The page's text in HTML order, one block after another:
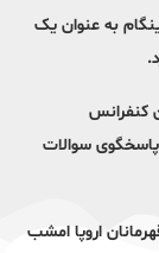
به عنوان یک
کنفرانس
پاسخگوی سوالات
اروپا امشب